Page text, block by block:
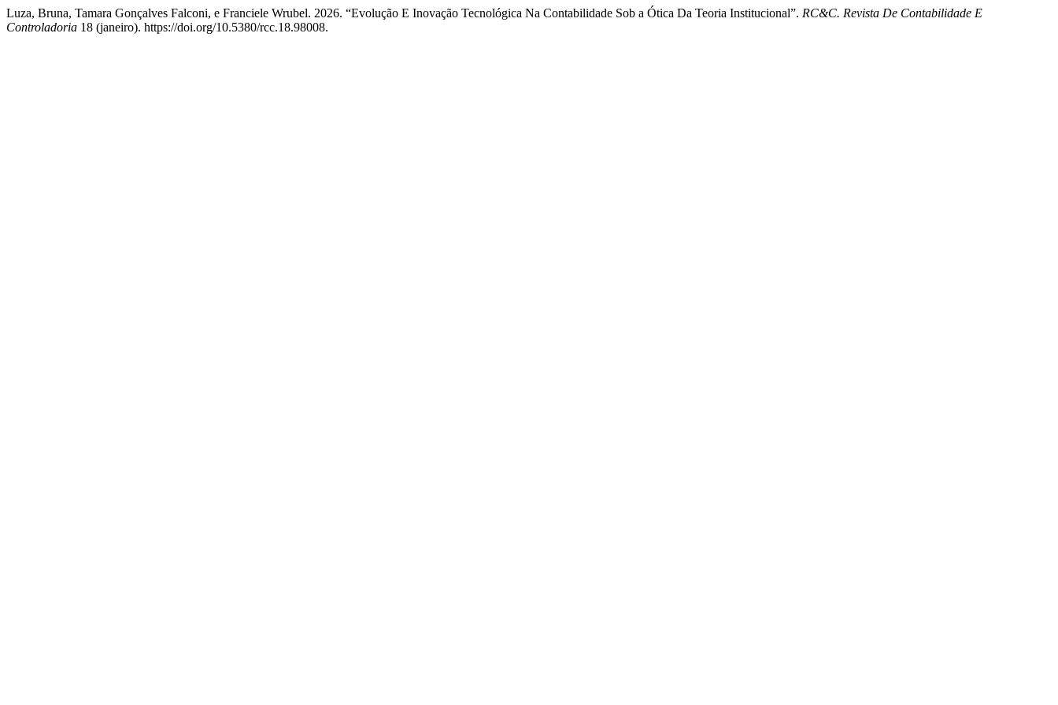
Luza, Bruna, Tamara Gonçalves Falconi, e Franciele Wrubel. 2026. “Evolução E Inovação Tecnológica Na Contabilidade Sob a Ótica Da Teoria Institucional”. RC&C. Revista De Contabilidade E
Controladoria 18 (janeiro). https://doi.org/10.5380/rcc.18.98008.